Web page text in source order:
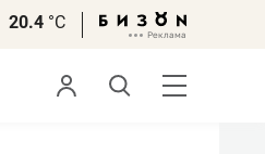
20.4 °С